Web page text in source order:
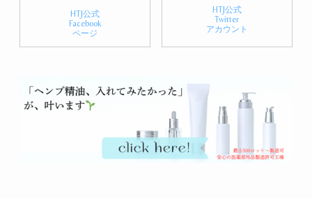
HTJ公式
Facebook
ページ
HTJ公式
Twitter
アカウント